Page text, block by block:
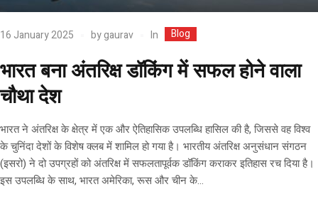
16 January 2025 bygaurav In Blog
भारत बना अंतरिक्ष डॉकिंग में सफल होने वाला
चौथा देश
भारत ने अंतरिक्ष के क्षेत्र में एक और ऐतिहासिक उपलब्धि हासिल की है, जिससे वह विश्व
के चुनिंदा देशों के विशेष क्लब में शामिल हो गया है। भारतीय अंतरिक्ष अनुसंधान संगठन
(इसरो) ने दो उपग्रहों को अंतरिक्ष में सफलतापूर्वक डॉकिंग कराकर इतिहास रच दिया है।
इस उपलब्धि के साथ, भारत अमेरिका, रूस और चीन के...